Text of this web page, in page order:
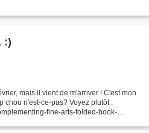
:)
mais il vient de m'arriver ! C'est mon
chou n'est-ce-pas? Voyez plutôt :
fine-arts-folded-book-